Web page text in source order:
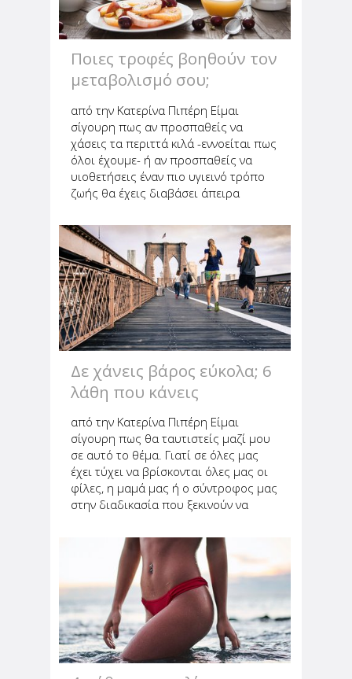
Ποιες τροφές βοηθούν τον
μεταβολισμό σου;
από την Κατερίνα Πιπέρη Είμαι
σίγουρη πως αν προσπαθείς να
χάσεις τα περιττά κιλά -εννοείται πως
όλοι έχουμε- ή αν προσπαθείς να
υιοθετήσεις έναν πιο υγιεινό τρόπο
ζωής θα έχεις διαβάσει άπειρα
τον μεταβολισμό και το λίπος.
Πρόκειται για ένα ζήτημα που μας
αφορά...
Δε χάνεις βάρος εύκολα; 6
λάθη που κάνεις
από την Κατερίνα Πιπέρη Είμαι
σίγουρη πως θα ταυτιστείς μαζί μου
σε αυτό το θέμα. Γιατί σε όλες μας
έχει τύχει να βρίσκονται όλες μας οι
φίλες, η μαμά μας ή ο σύντροφος μας
στην διαδικασία που ξεκινούν να
συγκεκριμένης διατροφής είτε επειδή
θέλουν να υιοθετήσουν έναν πιο...